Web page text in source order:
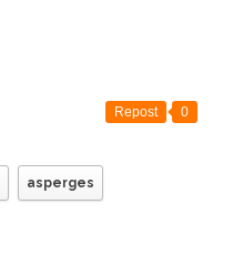
Repost 0
asperges